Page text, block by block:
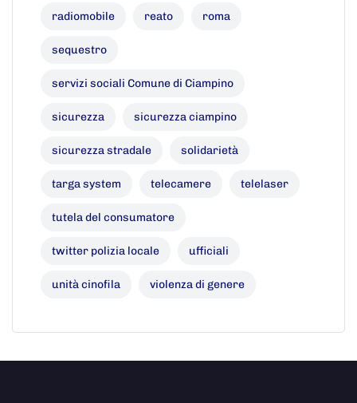
radiomobile reato roma
sequestro
servizi sociali Comune di Ciampino
sicurezza sicurezza ciampino
sicurezza stradale solidarietà
targa system telecamere telelaser
tutela del consumatore
twitter polizia locale ufficiali
unità cinofila violenza di genere